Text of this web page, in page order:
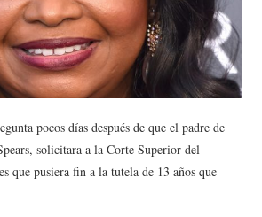
pocos días después de que el padre de
solicitara a la Corte Superior del
que pusiera fin a la tutela de 13 años que